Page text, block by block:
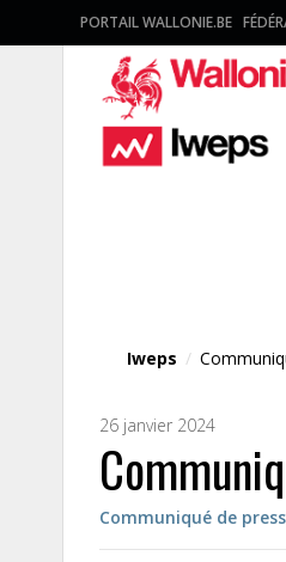
PORTAIL WALLONIE.BE
Iweps /
26 janvier 2024
Communiqué de